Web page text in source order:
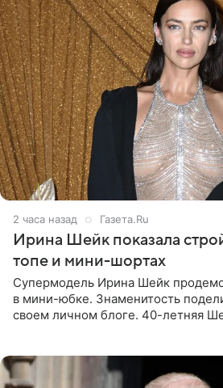
2 часа назад Газета.Ru
Ирина Шейк показала
топе и мини-шортах
Супермодель Ирина Шейк
в мини-юбке. Знаменитость
своем личном блоге. 40-летняя